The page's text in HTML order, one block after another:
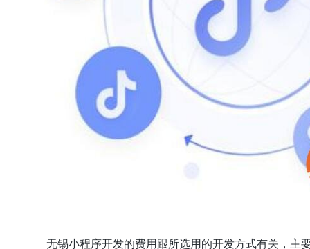
无锡小程序开发的费用跟所选用的开发方式有关，主